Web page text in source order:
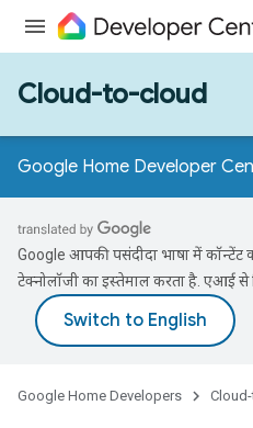
Cloud-to-cloud
Google Home Developer
Google आपकी पसंदीदा भाषा में
टेक्नोलॉजी का इस्तेमाल करता है. एआई से
Google Home Developers